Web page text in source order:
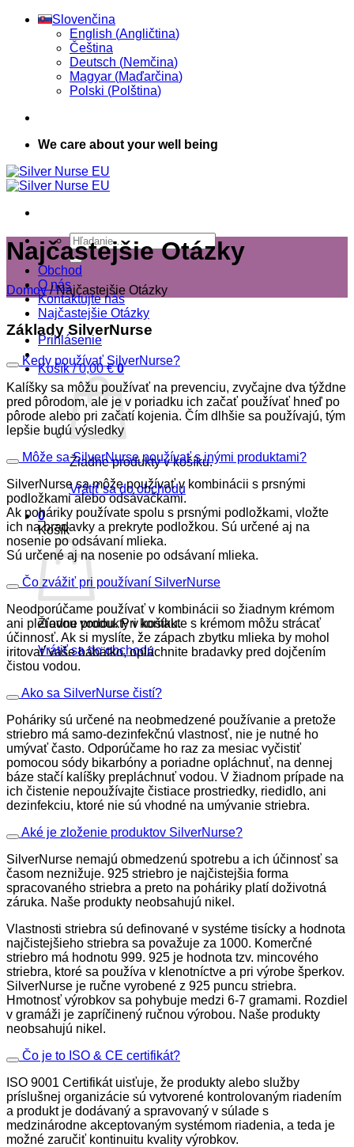
Skip
Slovenčina
English (Angličtina)
Čeština
Deutsch (Nemčina)
Magyar (Maďarčina)
Polski (Polština)
We care about your well being
Hľadať:
Obchod
O nás
Kontaktujte nás
Najčastejšie Otázky
Prihlásenie
Košík /0,00€ 0
Žiadne produkty v košíku.
Vrátiť sa do obchodu
0
Košík
Žiadne produkty v košíku.
Vrátiť sa do obchodu
Najčastejšie Otázky
Domov /Najčastejšie Otázky
Základy SilverNurse
Kedy používať SilverNurse?
Kalíšky sa môžu používať na prevenciu, zvyčajne dva týždne
pred pôrodom, ale je v poriadku ich začať používať hneď po
pôrode alebo pri začatí kojenia. Čím dlhšie sa používajú, tým
lepšie budú výsledky
Môže sa SilverNurse používať s inými produktami?
SilverNurse sa môže používať v kombinácii s prsnými
podložkami alebo odsávačkami.
Ak poháriky používate spolu s prsnými podložkami, vložte
ich na bradavky a prekryte podložkou. Sú určené aj na
nosenie po odsávaní mlieka.
Sú určené aj na nosenie po odsávaní mlieka.
Čo zvážiť pri používaní SilverNurse
Neodporúčame používať v kombinácii so žiadnym krémom
ani pleťovou vodou. Pri kontakte s krémom môžu strácať
účinnosť. Ak si myslíte, že zápach zbytku mlieka by mohol
iritovať vaše bábätko, opláchnite bradavky pred dojčením
čistou vodou.
Ako sa SilverNurse čistí?
Poháriky sú určené na neobmedzené používanie a pretože
striebro má samo-dezinfekčnú vlastnosť, nie je nutné ho
umývať často. Odporúčame ho raz za mesiac vyčistiť
pomocou sódy bikarbóny a poriadne opláchnuť, na dennej
báze stačí kalíšky prepláchnuť vodou. V žiadnom prípade na
ich čistenie nepoužívajte čistiace prostriedky, riedidlo, ani
dezinfekciu, ktoré nie sú vhodné na umývanie striebra.
Aké je zloženie produktov SilverNurse?
SilverNurse nemajú obmedzenú spotrebu a ich účinnosť sa
časom neznižuje. 925 striebro je najčistejšia forma
spracovaného striebra a preto na poháriky platí doživotná
záruka. Naše produkty neobsahujú nikel.
Vlastnosti striebra sú definované v systéme tisícky a hodnota
najčistejšieho striebra sa považuje za 1000. Komerčné
striebro má hodnotu 999. 925 je hodnota tzv. mincového
striebra, ktoré sa používa v klenotníctve a pri výrobe šperkov.
SilverNurse je ručne vyrobené z 925 puncu striebra.
Hmotnosť výrobkov sa pohybuje medzi 6-7 gramami. Rozdiel
v gramáži je zapríčinený ručnou výrobou. Naše produkty
neobsahujú nikel.
Čo je to ISO & CE certifikát?
ISO 9001 Certifikát uisťuje, že produkty alebo služby
príslušnej organizácie sú vytvorené kontrolovaným riadením
a produkt je dodávaný a spravovaný v súlade s
medzinárodne akceptovaným systémom riadenia, a teda je
možné zaručiť kontinuitu kvality výrobkov.